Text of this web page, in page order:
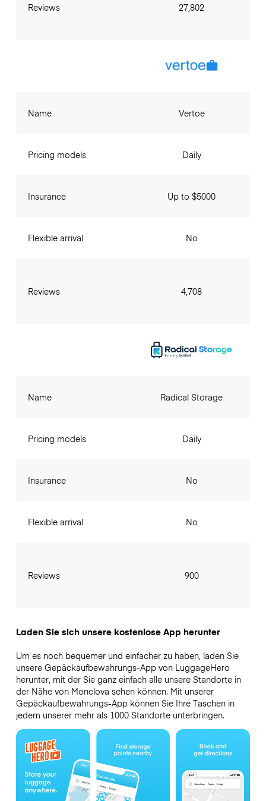
Reviews 27,802
Name
Pricing models
Insurance
Flexible arrival
Reviews
Vertoe
Daily
Up to $5000
No
4,708
Name
Pricing models
Insurance
Flexible arrival
Reviews
Radical Storage
Daily
No
No
900
Laden Sie sich unsere kostenlose App herunter
Um es noch bequemer und einfacher zu haben, laden Sie
unsere Gepäckaufbewahrungs-App von LuggageHero
herunter, mit der Sie ganz einfach alle unsere Standorte in
der Nähe von Monclova sehen können. Mit unserer
Gepäckaufbewahrungs-App können Sie Ihre Taschen in
jedem unserer mehr als 1000 Standorte unterbringen.